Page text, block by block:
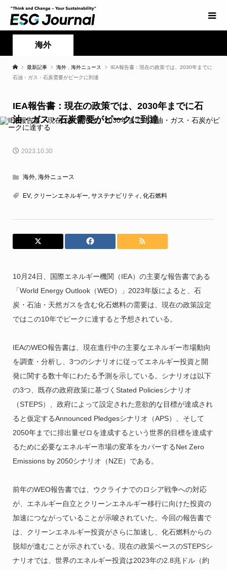
海外
最新記事 海外 海外ニュース
IEA報告書：現在の政策では、2030年までに
石油・ガス・石炭需要がピークに到達
IEA報告書：現在の政策では、2030年までに石
油・ガス・石炭需要がピークに到達
2023.10.30
海外, 海外ニュース
EV, クリーンエネルギー, サステナビリティ , 化石燃料
10月24日、国際エネルギー機関（IEA）の主要な報告書である
「World Energy Outlook（WEO）」2023年版によると、石
炭・石油・天然ガスを含む化石燃料の需要は、現在の政策設定
ではこの10年でピークに達すると予想されている。
IEAのWEO報告書は、現在進行中の主要なエネルギー市場動向
を調査・分析し、3つのシナリオに従ってエネルギー投資と開
発に関する数十年にわたる予測を示している。シナリオは以下
の3つ、既存の政府政策に基づくStated Policiesシナリオ
（STEPS）、政府によって設定された意欲的な目標が達成され
ると仮定するAnnounced Pledgesシナリオ（APS）、そして
2050年までに排出量ゼロを達成するという世界的目標を達成す
るために必要なエネルギー市場の変革をカバーするNet Zero
Emissions by 2050シナリオ（NZE）である。
前年のWEO報告書では、ウクライナでのロシア戦争への対応
が、エネルギー自立とクリーンエネルギー移行に向けた投資の
加速につながっていることが示唆されていた。今回の報告書で
は、クリーンエネルギー投資がさらに加速し、化石燃料からの
脱却が進むことが示されている。現在の政策ベースのSTEPSシ
ナリオでは、世界のエネルギー投資は2023年の2.8兆ドル（約